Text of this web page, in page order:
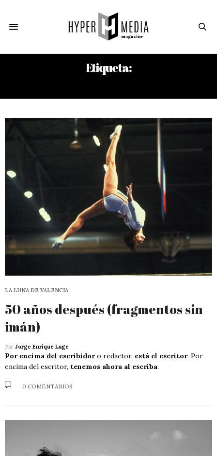
Etiqueta:
LA LUNA DE VALENCIA
50 años después (fragmentos sin
imán)
Por Jorge Enrique Lage
Por encima del escribidoro redactor, está el escritor. Por
encima del escritor, tenemos ahora al escriba.
0 COMENTARIOS